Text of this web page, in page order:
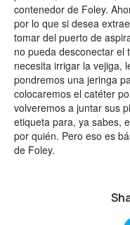
contenedor de Foley.
por lo que si desea
tomar del puerto de
no pueda desconectar el
necesita irrigar la vejiga,
pondremos una jeringa
colocaremos el catéter
volveremos a juntar sus
etiqueta para, ya sabes,
por quién. Pero eso es
de Foley.